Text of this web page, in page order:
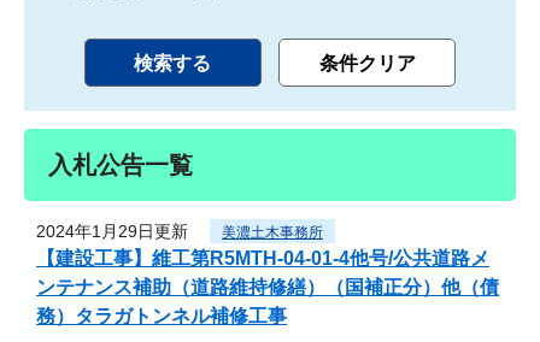
入札公告一覧
2024年1月29日更新 美濃土木事務所
【建設工事】維工第R5MTH-04-01-4他号/公共道路メ
ンテナンス補助（道路維持修繕）（国補正分）他（債
務）タラガトンネル補修工事